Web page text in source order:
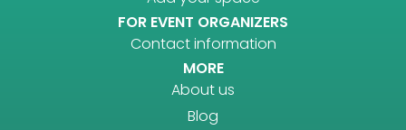
FOR EVENT ORGANIZERS
Contact information
MORE
About us
Blog